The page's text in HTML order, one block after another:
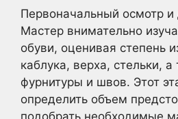
Первоначальный осмотр и
Мастер внимательно
обуви, оценивая степень
каблука, верха, стельки,
фурнитуры и швов. Этот
определить объем
подобрать необходимые